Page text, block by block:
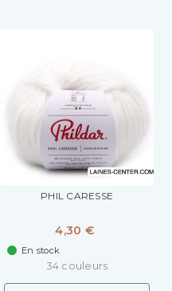
PHIL CARESSE
4,30 €
En stock
34 couleurs